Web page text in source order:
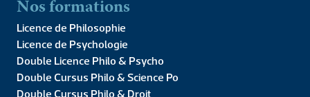
Nos formations
Licence de Philosophie
Licence de Psychologie
Double Licence Philo & Psycho
Double Cursus Philo & Science Po
Double Cursus Philo & Droit
Vous sortez de classe préparatoire hypokhâgne ou khâgne, la
philosophie vous intéresse et vous souhaitez poursuivre vos
études dans un cadre intellectuel stimulant qui favorise le
développement de votre vie personnelle […]